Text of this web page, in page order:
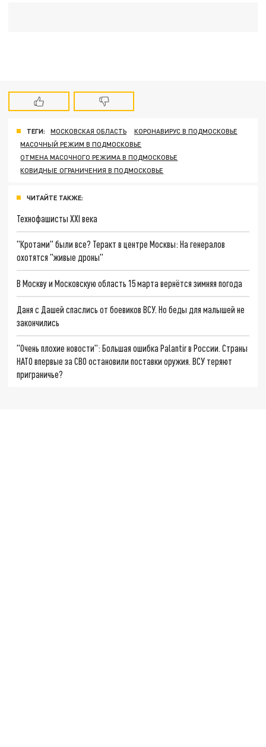
ТЕГИ: МОСКОВСКАЯ ОБЛАСТЬ
КОРОНАВИРУС В ПОДМОСКОВЬЕ
МАСОЧНЫЙ РЕЖИМ В ПОДМОСКОВЬЕ
ОТМЕНА МАСОЧНОГО РЕЖИМА В ПОДМОСКОВЬЕ
КОВИДНЫЕ ОГРАНИЧЕНИЯ В ПОДМОСКОВЬЕ
ЧИТАЙТЕ ТАКЖЕ:
Технофашисты XXI века
"Кротами" были все? Теракт в центре Москвы: На генералов
охотятся "живые дроны"
В Москву и Московскую область 15 марта вернётся зимняя погода
Даня с Дашей спаслись от боевиков ВСУ. Но беды для малышей не
закончились
"Очень плохие новости": Большая ошибка Palantir в России. Страны
НАТО впервые за СВО остановили поставки оружия. ВСУ теряют
приграничье?